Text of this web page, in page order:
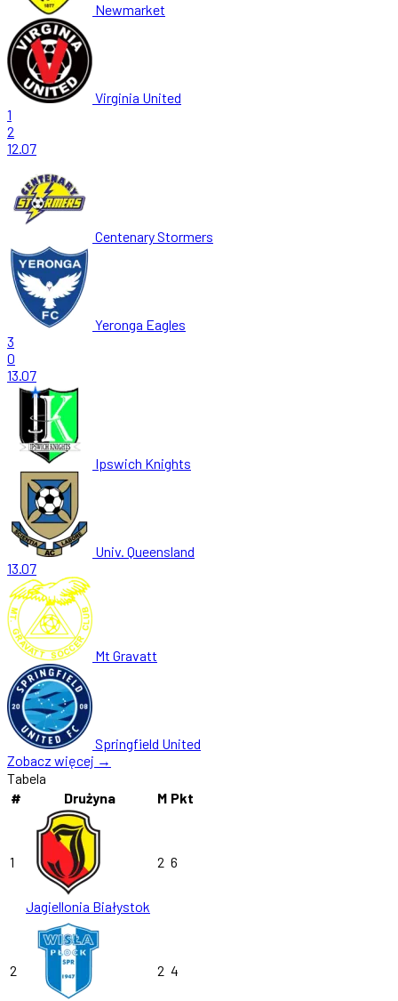
Newmarket
Virginia United
1
2
12.07
Centenary Stormers
Yeronga Eagles
3
0
13.07
Ipswich Knights
Univ. Queensland
13.07
Mt Gravatt
Springfield United
Zobacz więcej →
Tabela
#
Drużyna M Pkt
1
Jagiellonia Białystok
2 6
2 2 4